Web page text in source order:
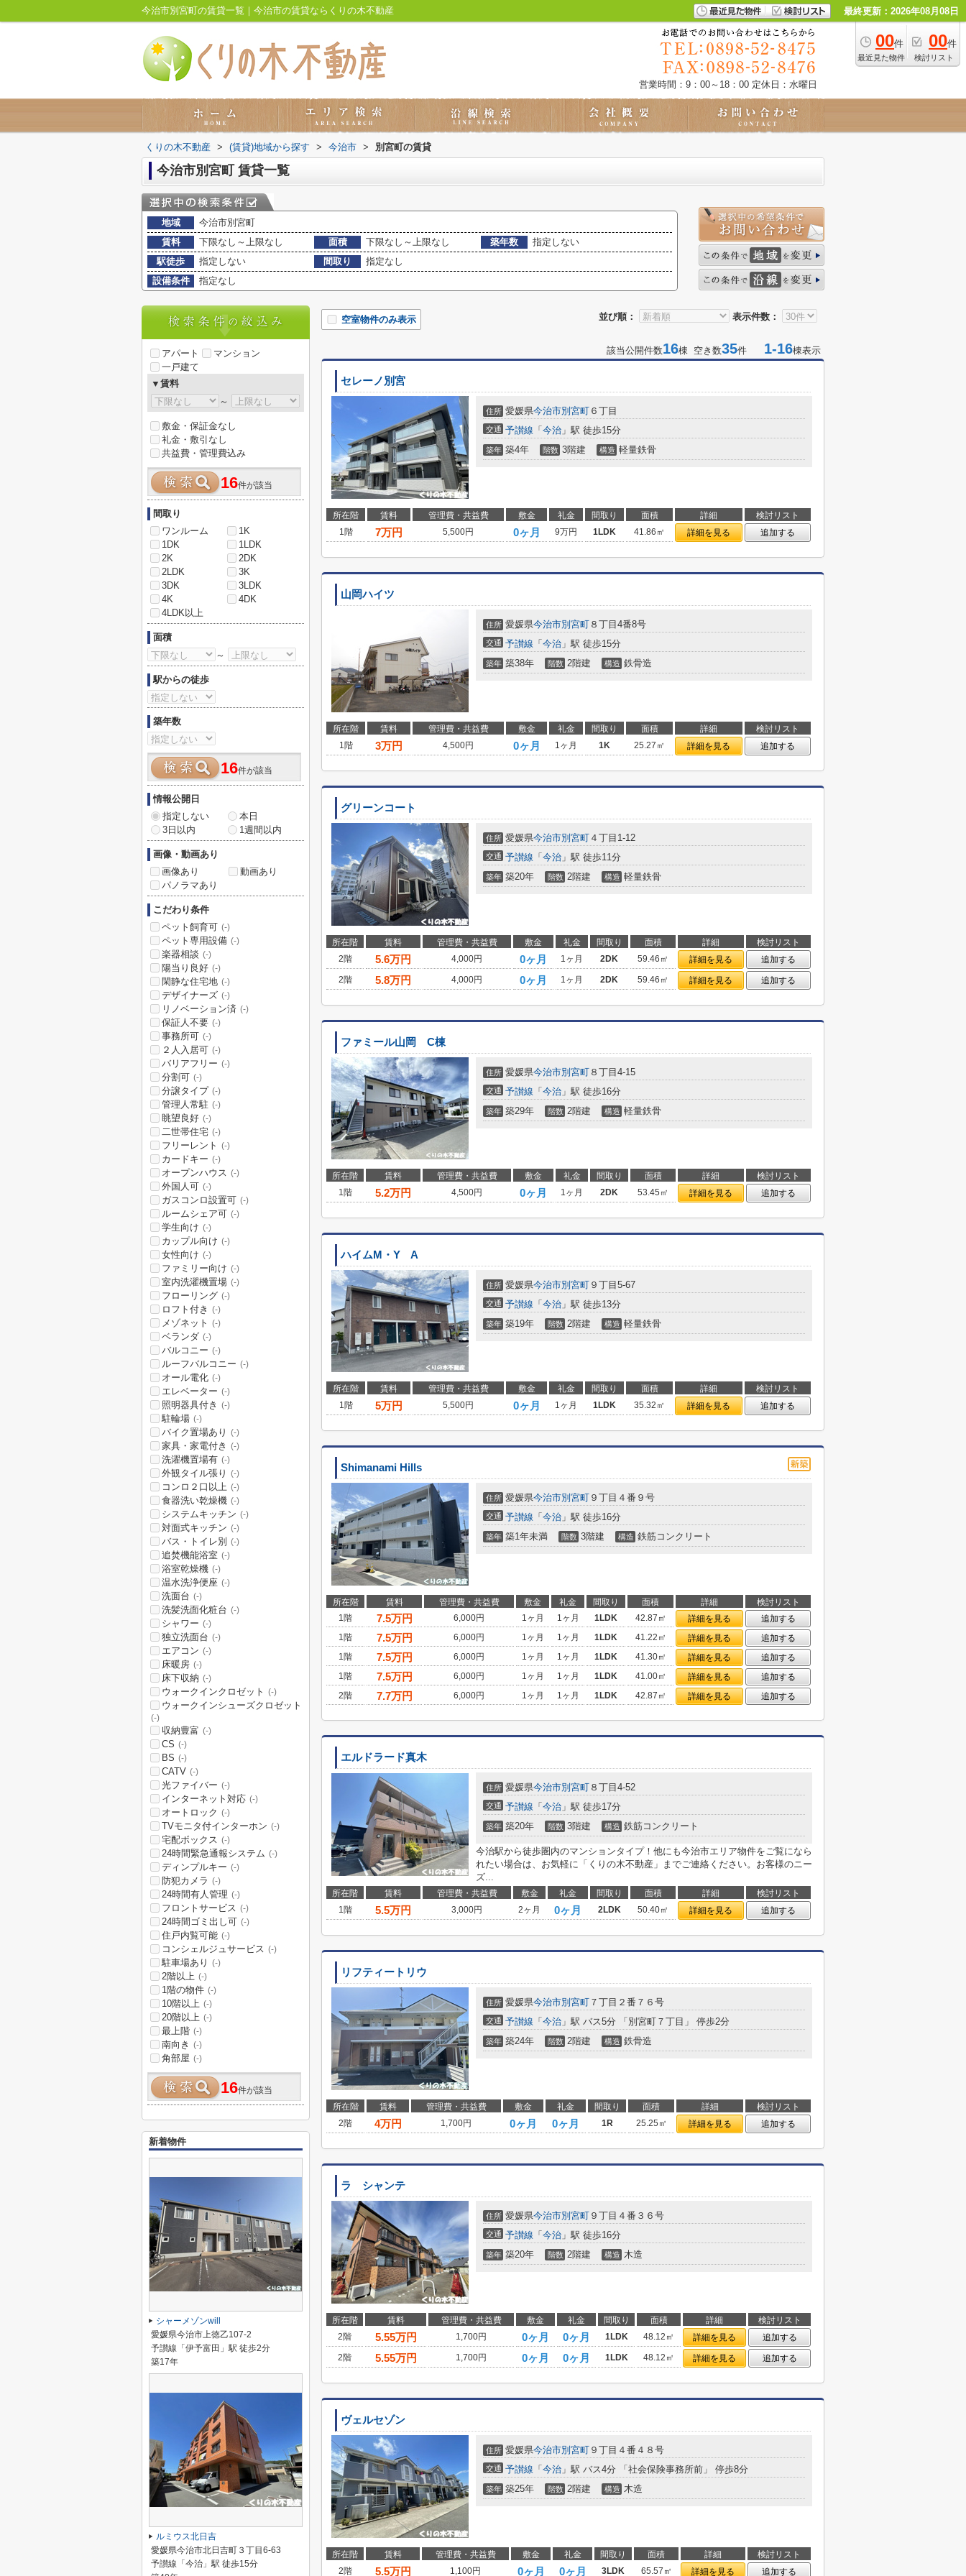
今治市別宮町の賃貸一覧｜今治市の賃貸ならくりの木不動産 最終更新：2026年08月08日
00件
最近見た物件
00件
検討リスト
営業時間：9：00～18：00 定休日：水曜日
くりの木不動産 > (賃貸)地域から探す > 今治市 > 別宮町の賃貸
今治市別宮町 賃貸一覧
地域
今治市別宮町
賃料
下限なし～上限なし 面積 下限なし～上限なし 築年数
指定しない
駅徒歩
指定しない 間取り
指定なし
設備条件
指定なし
並び順： 表示件数：
空室物件のみ表示
該当公開件数16棟 空き数35件 1-16棟表示
セレーノ別宮
住所 愛媛県今治市別宮町 ６丁目
交通 予讃線 「 今治 」駅 徒歩15分
築年 築4年 階数 3階建 構造 軽量鉄骨
所在階 賃料 管理費・共益費 敷金 礼金 間取り 面積 詳細
検討リスト
1階
7万円 5,500円 0ヶ月 9万円 1LDK 41.86㎡ 詳細を見る 追加する
山岡ハイツ
住所 愛媛県今治市別宮町 ８丁目4番8号
交通 予讃線 「 今治 」駅 徒歩15分
築年 築38年 階数 2階建 構造 鉄骨造
所在階 賃料 管理費・共益費 敷金 礼金 間取り 面積 詳細
検討リスト
1階
3万円 4,500円 0ヶ月 1ヶ月 1K 25.27㎡ 詳細を見る 追加する
グリーンコート
住所 愛媛県今治市別宮町 ４丁目1-12
交通 予讃線 「 今治 」駅 徒歩11分
築年 築20年 階数 2階建 構造 軽量鉄骨
所在階 賃料 管理費・共益費 敷金 礼金 間取り 面積 詳細
検討リスト
2階
5.6万円 4,000円 0ヶ月 1ヶ月 2DK 59.46㎡ 詳細を見る
追加する
2階
5.8万円 4,000円 0ヶ月 1ヶ月 2DK 59.46㎡ 詳細を見る 追加する
ファミール山岡 C棟
住所 愛媛県今治市別宮町 ８丁目4-15
交通 予讃線 「 今治 」駅 徒歩16分
築年 築29年 階数 2階建 構造 軽量鉄骨
所在階 賃料 管理費・共益費 敷金 礼金 間取り 面積 詳細
検討リスト
1階
5.2万円 4,500円 0ヶ月 1ヶ月 2DK 53.45㎡ 詳細を見る 追加する
ハイムM・Y A
住所 愛媛県今治市別宮町 ９丁目5-67
交通 予讃線 「 今治 」駅 徒歩13分
築年 築19年 階数 2階建 構造 軽量鉄骨
所在階 賃料 管理費・共益費 敷金 礼金 間取り 面積 詳細
検討リスト
1階
5万円 5,500円 0ヶ月 1ヶ月 1LDK 35.32㎡ 詳細を見る 追加する
Shimanami Hills
住所 愛媛県今治市別宮町 ９丁目４番９号
交通 予讃線 「 今治 」駅 徒歩16分
築年 築1年未満 階数 3階建 構造 鉄筋コンクリート
所在階 賃料 管理費・共益費 敷金 礼金 間取り 面積 詳細
検討リスト
1階
7.5万円 6,000円 1ヶ月 1ヶ月 1LDK 42.87㎡ 詳細を見る
追加する
1階
7.5万円 6,000円 1ヶ月 1ヶ月 1LDK 41.22㎡ 詳細を見る
追加する
1階
7.5万円 6,000円 1ヶ月 1ヶ月 1LDK 41.30㎡ 詳細を見る
追加する
1階
7.5万円 6,000円 1ヶ月 1ヶ月 1LDK 41.00㎡ 詳細を見る
追加する
2階
7.7万円 6,000円 1ヶ月 1ヶ月 1LDK 42.87㎡ 詳細を見る 追加する
エルドラード真木
住所 愛媛県今治市別宮町 ８丁目4-52
交通 予讃線 「 今治 」駅 徒歩17分
築年 築20年 階数 3階建 構造 鉄筋コンクリート
今治駅から徒歩圏内のマンションタイプ！他にも今治市エリア物件をご覧になら
れたい場合は、お気軽に「くりの木不動産」までご連絡ください。お客様のニー
ズ...
所在階 賃料 管理費・共益費 敷金 礼金 間取り 面積 詳細
検討リスト
1階
5.5万円 3,000円 2ヶ月 0ヶ月 2LDK 50.40㎡ 詳細を見る 追加する
リフティートリウ
住所 愛媛県今治市別宮町 ７丁目２番７６号
交通 予讃線 「 今治 」駅 バス5分 「別宮町７丁目」 停歩2分
築年 築24年 階数 2階建 構造 鉄骨造
所在階 賃料 管理費・共益費 敷金 礼金 間取り 面積 詳細
検討リスト
2階
4万円 1,700円 0ヶ月 0ヶ月 1R 25.25㎡ 詳細を見る 追加する
ラ シャンテ
住所 愛媛県今治市別宮町 ９丁目４番３６号
交通 予讃線 「 今治 」駅 徒歩16分
築年 築20年 階数 2階建 構造 木造
所在階 賃料 管理費・共益費 敷金 礼金 間取り 面積 詳細
検討リスト
2階
5.55万円 1,700円 0ヶ月 0ヶ月 1LDK 48.12㎡ 詳細を見る
追加する
2階
5.55万円 1,700円 0ヶ月 0ヶ月 1LDK 48.12㎡ 詳細を見る 追加する
ヴェルセゾン
住所 愛媛県今治市別宮町 ９丁目４番４８号
交通 予讃線 「 今治 」駅 バス4分 「社会保険事務所前」 停歩8分
築年 築25年 階数 2階建 構造 木造
所在階 賃料 管理費・共益費 敷金 礼金 間取り 面積 詳細
検討リスト
2階
5.5万円 1,100円 0ヶ月 0ヶ月 3LDK 65.57㎡ 詳細を見る 追加する
アパート
マンション
一戸建て
▼賃料
～
敷金・保証金なし
礼金・敷引なし
共益費・管理費込み
16件が該当
間取り
ワンルーム
1K
1DK
1LDK
2K
2DK
2LDK
3K
3DK
3LDK
4K
4DK
4LDK以上
面積
～
駅からの徒歩
築年数
16件が該当
情報公開日
指定しない
本日
3日以内
1週間以内
画像・動画あり
画像あり
動画あり
パノラマあり
こだわり条件
ペット飼育可 (-)
ペット専用設備 (-)
楽器相談 (-)
陽当り良好 (-)
閑静な住宅地 (-)
デザイナーズ (-)
リノベーション済 (-)
保証人不要 (-)
事務所可 (-)
２人入居可 (-)
バリアフリー (-)
分割可 (-)
分譲タイプ (-)
管理人常駐 (-)
眺望良好 (-)
二世帯住宅 (-)
フリーレント (-)
カードキー (-)
オープンハウス (-)
外国人可 (-)
ガスコンロ設置可 (-)
ルームシェア可 (-)
学生向け (-)
カップル向け (-)
女性向け (-)
ファミリー向け (-)
室内洗濯機置場 (-)
フローリング (-)
ロフト付き (-)
メゾネット (-)
ベランダ (-)
バルコニー (-)
ルーフバルコニー (-)
オール電化 (-)
エレベーター (-)
照明器具付き (-)
駐輪場 (-)
バイク置場あり (-)
家具・家電付き (-)
洗濯機置場有 (-)
外観タイル張り (-)
コンロ２口以上 (-)
食器洗い乾燥機 (-)
システムキッチン (-)
対面式キッチン (-)
バス・トイレ別 (-)
追焚機能浴室 (-)
浴室乾燥機 (-)
温水洗浄便座 (-)
洗面台 (-)
洗髪洗面化粧台 (-)
シャワー (-)
独立洗面台 (-)
エアコン (-)
床暖房 (-)
床下収納 (-)
ウォークインクロゼット (-)
ウォークインシューズクロゼット
(-)
収納豊富 (-)
CS (-)
BS (-)
CATV (-)
光ファイバー (-)
インターネット対応 (-)
オートロック (-)
TVモニタ付インターホン (-)
宅配ボックス (-)
24時間緊急通報システム (-)
ディンプルキー (-)
防犯カメラ (-)
24時間有人管理 (-)
フロントサービス (-)
24時間ゴミ出し可 (-)
住戸内覧可能 (-)
コンシェルジュサービス (-)
駐車場あり (-)
2階以上 (-)
1階の物件 (-)
10階以上 (-)
20階以上 (-)
最上階 (-)
南向き (-)
角部屋 (-)
16件が該当
新着物件
シャーメゾンwill
愛媛県今治市上徳乙107-2
予讃線「伊予富田」駅 徒歩2分
築17年
ルミウス北日吉
愛媛県今治市北日吉町３丁目6-63
予讃線「今治」駅 徒歩15分